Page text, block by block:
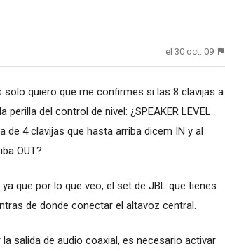
el 30 oct. 09
quiero que me confirmes si las 8 clavijas a
del control de nivel: ¿SPEAKER LEVEL
de 4 clavijas que hasta arriba dicem IN y al
OUT?
que por lo que veo, el set de JBL que tienes
de donde conectar el altavoz central.
salida de audio coaxial, es necesario activar